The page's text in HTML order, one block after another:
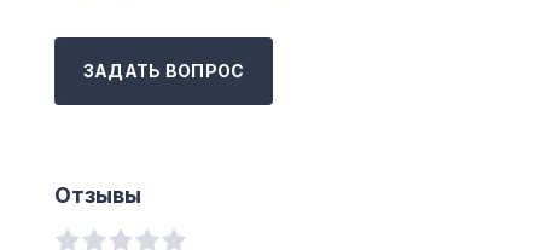
ЗАДАТЬ ВОПРОС
Отзывы